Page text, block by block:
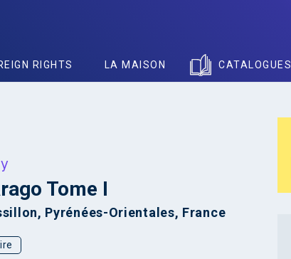
RIGHTS LA MAISON CATALOGUES
Tome I
Pyrénées-Orientales, France